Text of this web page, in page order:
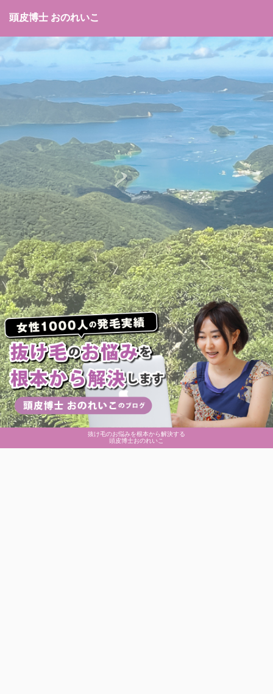
抜け毛のお悩みを根本から解決する
頭皮博士おのれいこ
頭皮博士 おのれいこ